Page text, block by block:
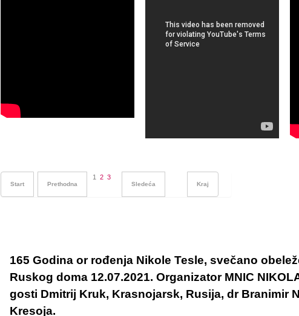
Start Prethodna
1 2 3
Sledeća Kraj
165 Godina or rođenja Nikole Tesle, svečano
Ruskog doma 12.07.2021. Organizator MNIC
gosti Dmitrij Kruk, Krasnojarsk, Rusija, dr Branimir
Kresoja.